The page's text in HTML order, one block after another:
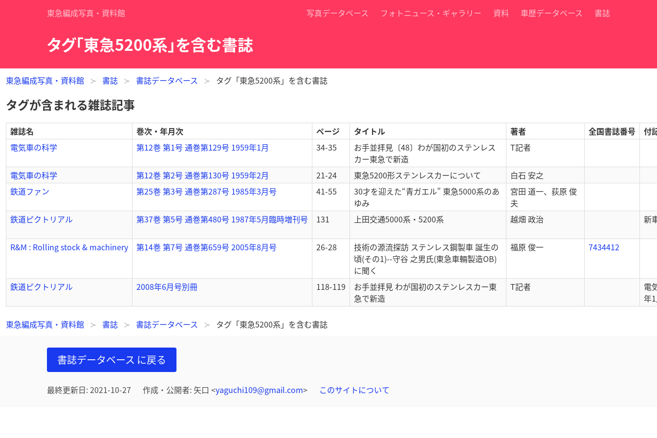
東急編成写真・資料館 写真データベース フォトニュース・ギャラリー 資料 車歴データベース 書誌
タグ「東急5200系」を含む書誌
東急編成写真・資料館 書誌 書誌データベース タグ「東急5200系」を含む書誌
タグが含まれる雑誌記事
雑誌名 巻次・年月次 ページ タイトル 著者 全国書誌番号
付
電気車の科学
第12巻 第1号 通巻第129号 1959年1月 34-35
お手並拝見〔48〕わが国初のステンレス
カー東急で新造
T記者
電気車の科学 第12巻 第2号 通巻第130号 1959年2月 21-24 東急5200形ステンレスカーについて
白石 安之
鉄道ファン
第25巻 第3号 通巻第287号 1985年3月号 41-55
30才を迎えた“青ガエル” 東急5000系のあ
ゆみ
宮田 道一、 荻原 俊
夫
鉄道ピクトリアル
第37巻 第5号 通巻第480号 1987年5月臨時増刊号 131 上田交通5000系・5200系 越畑 政治 新
R&M : Rolling stock & machinery 第14巻 第7号 通巻第659号 2005年8月号 26-28
技術の源流探訪 ステンレス鋼製車 誕生の
頃(その1)--守谷 之男氏(東急車輛製造OB)
に聞く
福原 俊一 7434412
鉄道ピクトリアル 2008年6月号別冊 118-119
お手並拝見 わが国初のステンレスカー東
急で新造
T記者
電
年
東急編成写真・資料館 書誌 書誌データベース タグ「東急5200系」を含む書誌
書誌データベース に戻る
最終更新日:2021-10-27 作成・公開者: 矢口 <yaguchi109@gmail.com> このサイトについて